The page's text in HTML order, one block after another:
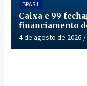
BRASIL
Caixa e 99
financiamento
4 de agosto de 2026